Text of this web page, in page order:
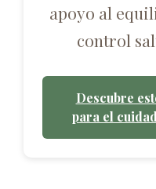
apoyo al
control
Descubre
para el